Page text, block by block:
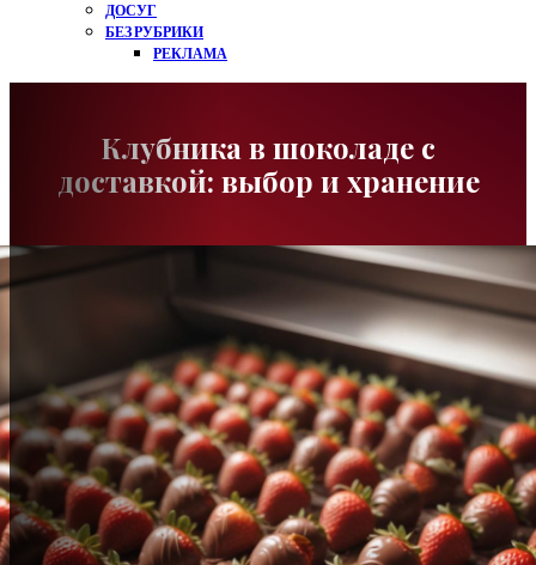
ДОСУГ
БЕЗ РУБРИКИ
РЕКЛАМА
Клубника в шоколаде с
доставкой: выбор и хранение